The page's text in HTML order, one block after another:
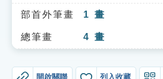
知識索引
單字索引
部首外筆畫 1 畫
總筆畫 4 畫
開啟關聯 列入收藏